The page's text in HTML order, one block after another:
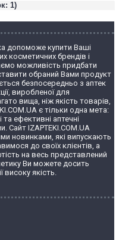
1)
допоможе купити Ваші
косметичних брендів і
можливість придбати
обраний Вами продукт
безпосередньо з аптек
виробленої для
вища, ніж якість товарів,
є тільки одна мета:
ефективні аптечні
Сайт IZAPTEKI.COM.UA
новинками, які випускають
до своїх клієнтів, а
на весь представлений
Ви можете досить
високу якість.